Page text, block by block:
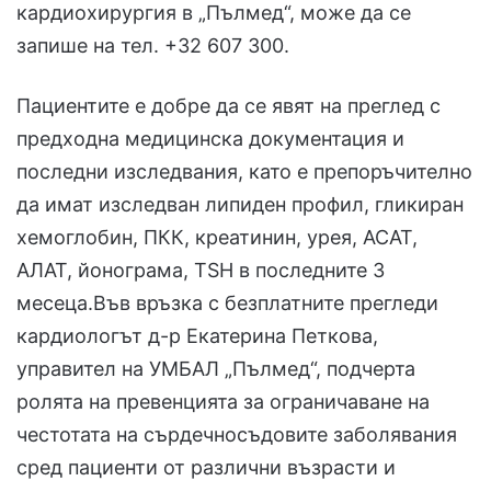
кардиохирургия в „Пълмед“, може да се
запише на тел. +32 607 300.
Пациентите е добре да се явят на преглед с
предходна медицинска документация и
последни изследвания, като е препоръчително
да имат изследван липиден профил, гликиран
хемоглобин, ПКК, креатинин, урея, АСАТ,
АЛАТ, йонограма, TSH в последните 3
месеца.Във връзка с безплатните прегледи
кардиологът д-р Екатерина Петкова,
управител на УМБАЛ „Пълмед“, подчерта
ролята на превенцията за ограничаване на
честотата на сърдечносъдовите заболявания
сред пациенти от различни възрасти и